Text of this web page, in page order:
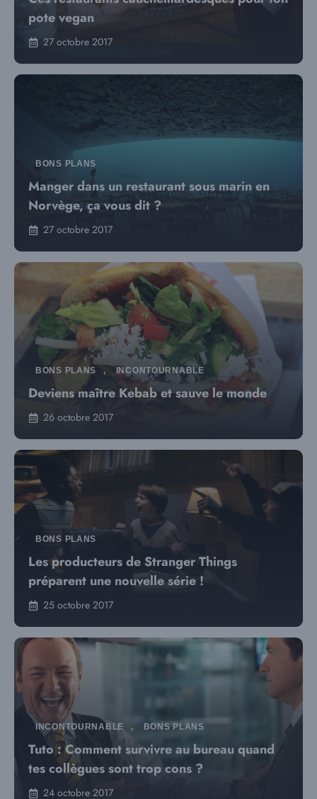
pote vegan
27 octobre 2017
BONS PLANS
Manger dans un restaurant sous marin en
Norvège, ça vous dit ?
27 octobre 2017
BONS PLANS , INCONTOURNABLE
Deviens maître Kebab et sauve le monde
26 octobre 2017
BONS PLANS
Les producteurs de Stranger Things
préparent une nouvelle série !
25 octobre 2017
INCONTOURNABLE , BONS PLANS
Tuto : Comment survivre au bureau quand
tes collègues sont trop cons ?
24 octobre 2017